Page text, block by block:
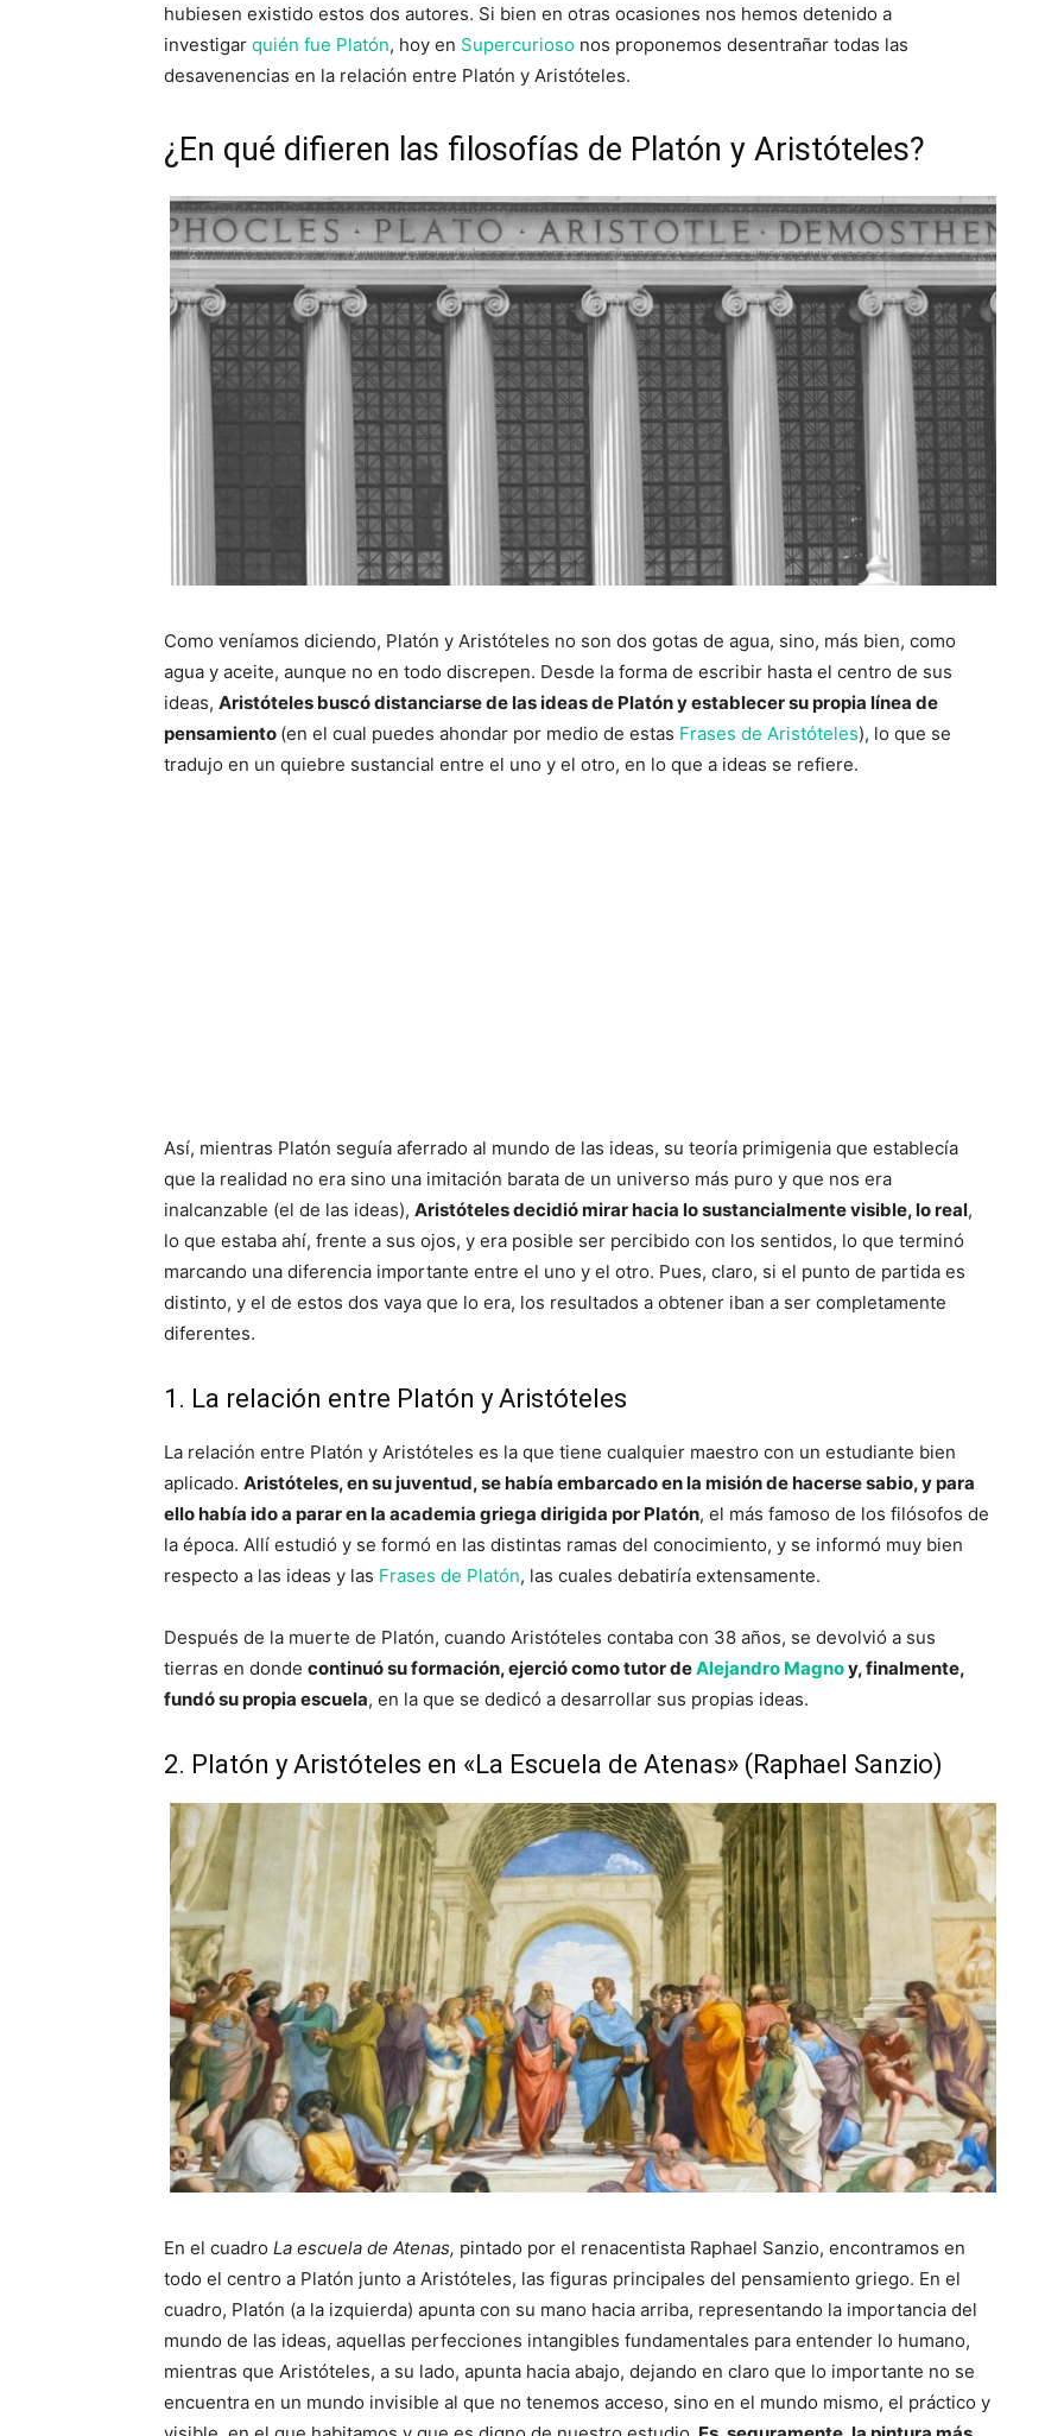
hubiesen existido estos dos autores. Si bien en otras ocasiones nos hemos detenido a
investigar quién fue Platón, hoy en Supercurioso nos proponemos desentrañar todas las
desavenencias en la relación entre Platón y Aristóteles.
¿En qué difieren las filosofías de Platón y Aristóteles?
Como veníamos diciendo, Platón y Aristóteles no son dos gotas de agua, sino, más bien, como
agua y aceite, aunque no en todo discrepen. Desde la forma de escribir hasta el centro de sus
ideas, Aristóteles buscó distanciarse de las ideas de Platón y establecer su propia línea de
pensamiento (en el cual puedes ahondar por medio de estas Frases de Aristóteles), lo que se
tradujo en un quiebre sustancial entre el uno y el otro, en lo que a ideas se refiere.
Así, mientras Platón seguía aferrado al mundo de las ideas, su teoría primigenia que establecía
que la realidad no era sino una imitación barata de un universo más puro y que nos era
inalcanzable (el de las ideas), Aristóteles decidió mirar hacia lo sustancialmente visible, lo real,
lo que estaba ahí, frente a sus ojos, y era posible ser percibido con los sentidos, lo que terminó
marcando una diferencia importante entre el uno y el otro. Pues, claro, si el punto de partida es
distinto, y el de estos dos vaya que lo era, los resultados a obtener iban a ser completamente
diferentes.
1. La relación entre Platón y Aristóteles
La relación entre Platón y Aristóteles es la que tiene cualquier maestro con un estudiante bien
aplicado. Aristóteles, en su juventud, se había embarcado en la misión de hacerse sabio, y para
ello había ido a parar en la academia griega dirigida por Platón, el más famoso de los filósofos de
la época. Allí estudió y se formó en las distintas ramas del conocimiento, y se informó muy bien
respecto a las ideas y las Frases de Platón, las cuales debatiría extensamente.
Después de la muerte de Platón, cuando Aristóteles contaba con 38 años, se devolvió a sus
tierras en donde continuó su formación, ejerció como tutor deAlejandro Magnoy, finalmente,
fundó su propia escuela, en la que se dedicó a desarrollar sus propias ideas.
2. Platón y Aristóteles en «La Escuela de Atenas» (Raphael Sanzio)
En el cuadro La escuela de Atenas, pintado por el renacentista Raphael Sanzio, encontramos en
todo el centro a Platón junto a Aristóteles, las figuras principales del pensamiento griego. En el
cuadro, Platón (a la izquierda) apunta con su mano hacia arriba, representando la importancia del
mundo de las ideas, aquellas perfecciones intangibles fundamentales para entender lo humano,
mientras que Aristóteles, a su lado, apunta hacia abajo, dejando en claro que lo importante no se
encuentra en un mundo invisible al que no tenemos acceso, sino en el mundo mismo, el práctico y